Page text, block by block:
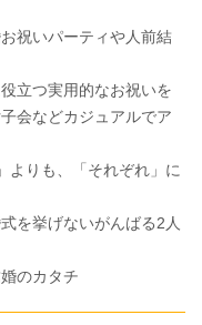
祝いパーティや人前結
立つ実用的なお祝いを
会などカジュアルでア
よりも、「それぞれ」に
を挙げないがんばる2人
のカタチ